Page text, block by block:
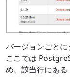
バージョンごとに
ここでは
め、該当行にある